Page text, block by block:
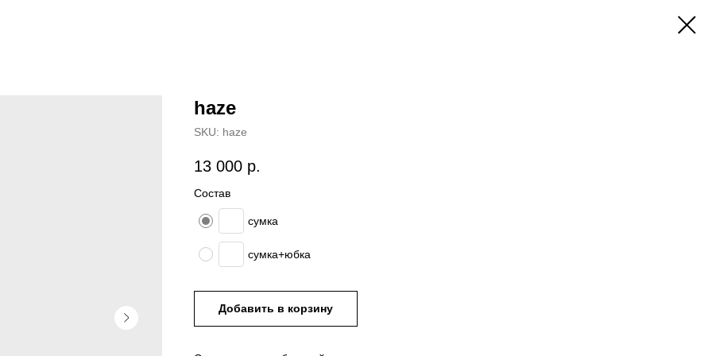
haze
SKU: haze
13 000 р.
Состав
сумка
сумка+юбка
Добавить в корзину